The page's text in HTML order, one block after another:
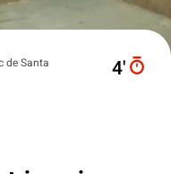
de Santa
4′